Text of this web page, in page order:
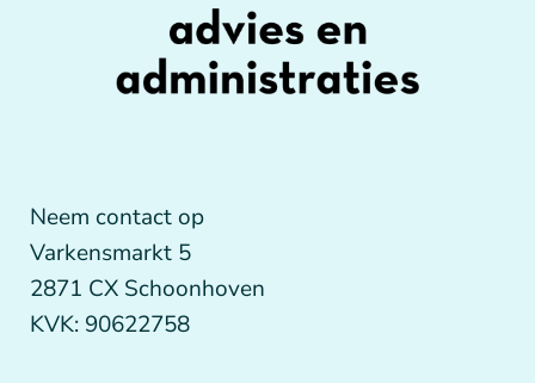
Neem contact op
Varkensmarkt 5
2871 CX Schoonhoven
KVK: 90622758